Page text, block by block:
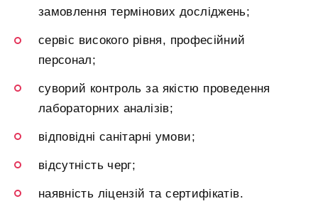
замовлення термінових досліджень;
сервіс високого рівня, професійний
персонал;
суворий контроль за якістю проведення
лабораторних аналізів;
відповідні санітарні умови;
відсутність черг;
наявність ліцензій та сертифікатів.